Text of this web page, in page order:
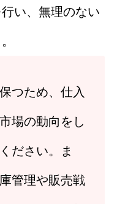
い、無理のない
つため、仕入
場の動向をし
ださい。ま
管理や販売戦